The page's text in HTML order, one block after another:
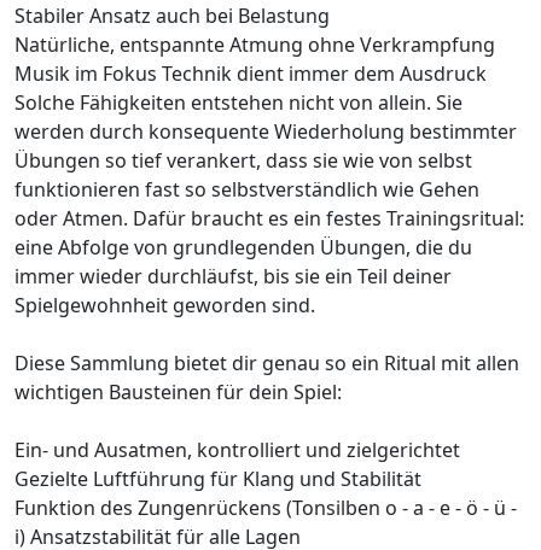
Stabiler Ansatz auch bei Belastung
Natürliche, entspannte Atmung ohne Verkrampfung
Musik im Fokus Technik dient immer dem Ausdruck
Solche Fähigkeiten entstehen nicht von allein. Sie
werden durch konsequente Wiederholung bestimmter
Übungen so tief verankert, dass sie wie von selbst
funktionieren fast so selbstverständlich wie Gehen
oder Atmen. Dafür braucht es ein festes Trainingsritual:
eine Abfolge von grundlegenden Übungen, die du
immer wieder durchläufst, bis sie ein Teil deiner
Spielgewohnheit geworden sind.
Diese Sammlung bietet dir genau so ein Ritual mit allen
wichtigen Bausteinen für dein Spiel:
Ein- und Ausatmen, kontrolliert und zielgerichtet
Gezielte Luftführung für Klang und Stabilität
Funktion des Zungenrückens (Tonsilben o - a - e - ö - ü -
i) Ansatzstabilität für alle Lagen